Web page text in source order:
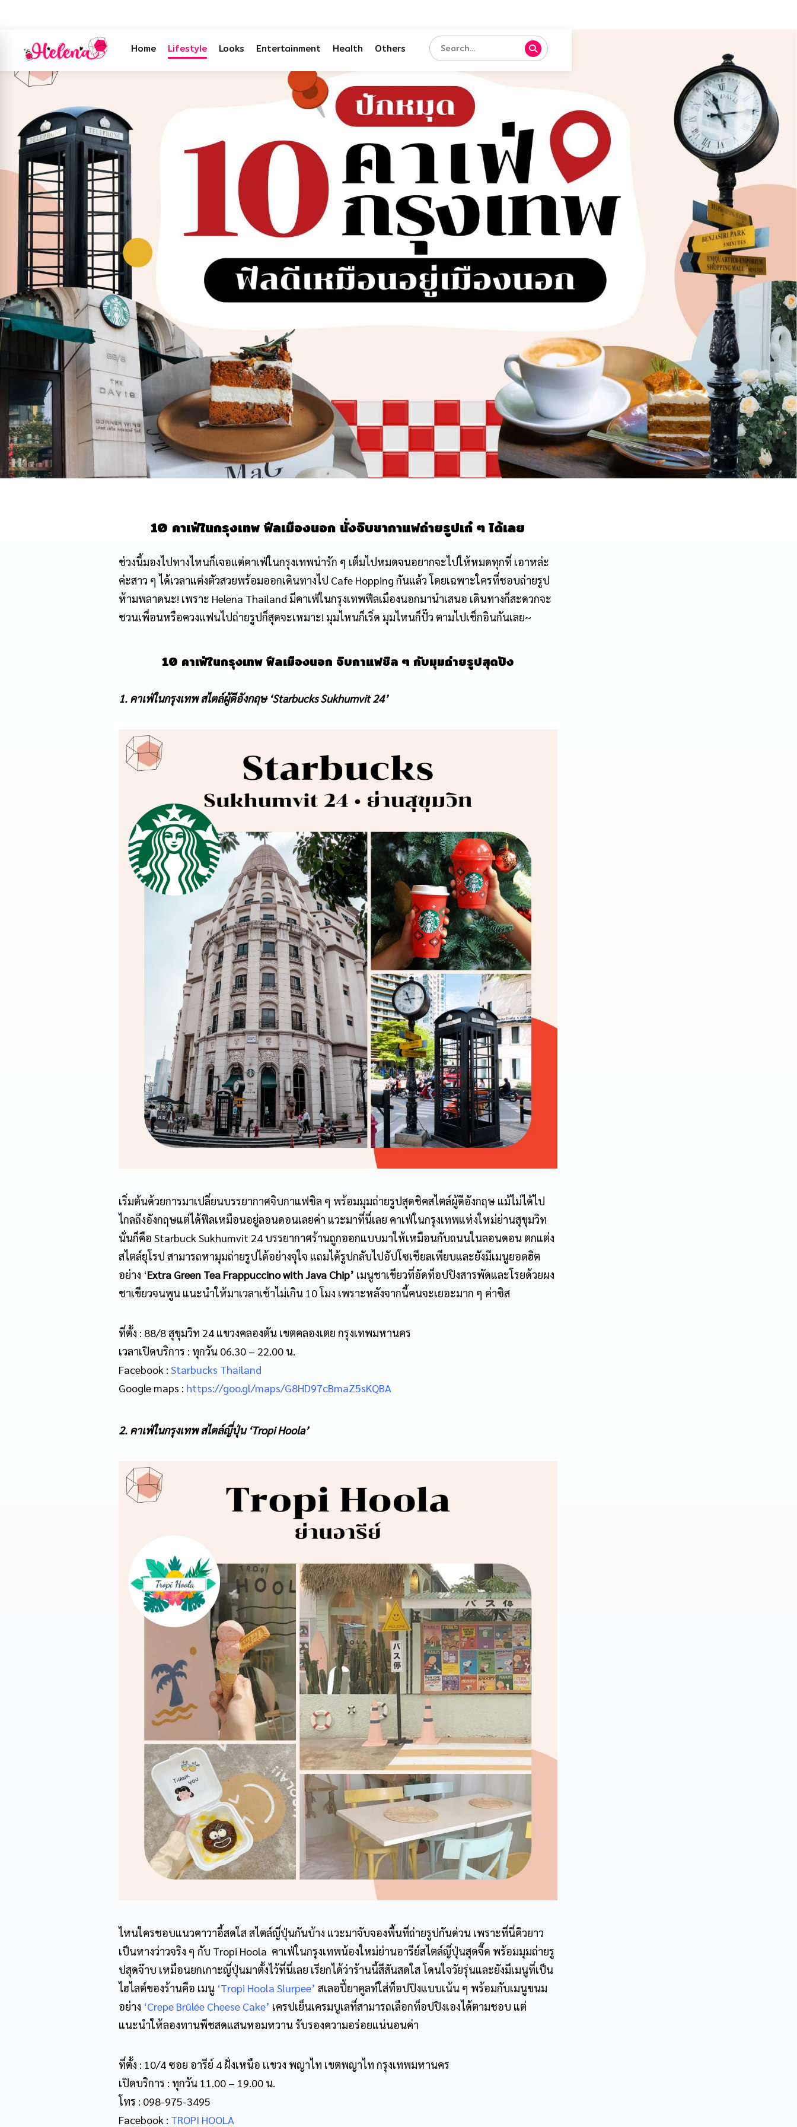
Home Lifestyle Looks Entertainment Health Others
10 คาเฟ่ในกรุงเทพ ฟีลเมืองนอก นั่งจิบชากาแฟถ่ายรูปเก๋ ๆ ได้เลย
ช่วงนี้มองไปทางไหนก็เจอแต่คาเฟ่ในกรุงเทพน่ารัก ๆ เต็มไปหมดจนอยากจะไปให้หมดทุกที่ เอาหล่ะ
ค่ะสาว ๆ ได้เวลาแต่งตัวสวยพร้อมออกเดินทางไป Cafe Hopping กันแล้ว โดยเฉพาะใครที่ชอบถ่ายรูป
ห้ามพลาดนะ! เพราะ Helena Thailand มีคาเฟ่ในกรุงเทพฟีลเมืองนอกมานำเสนอ เดินทางก็สะดวกจะ
ชวนเพื่อนหรือควงแฟนไปถ่ายรูปก็สุดจะเหมาะ! มุมไหนก็เริ่ด มุมไหนก็ปั๊ว ตามไปเช็กอินกันเลย~
10 คาเฟ่ในกรุงเทพ ฟีลเมืองนอก จิบกาแฟชิล ๆ กับมุมถ่ายรูปสุดปัง
1. คาเฟ่ในกรุงเทพ สไตล์ผู้ดีอังกฤษ ‘Starbucks Sukhumvit 24’
เริ่มต้นด้วยการมาเปลี่ยนบรรยากาศจิบกาแฟชิล ๆ พร้อมมุมถ่ายรูปสุดชิคสไตล์ผู้ดีอังกฤษ แม้ไม่ได้ไป
ไกลถึงอังกฤษแต่ได้ฟีลเหมือนอยู่ลอนดอนเลยค่า แวะมาที่นี่เลย คาเฟ่ในกรุงเทพแห่งใหม่ย่านสุขุมวิท
นั่นก็คือ Starbuck Sukhumvit 24 บรรยากาศร้านถูกออกแบบมาให้เหมือนกับถนนในลอนดอน ตกแต่ง
สไตล์ยุโรป สามารถหามุมถ่ายรูปได้อย่างจุใจ แถมได้รูปกลับไปอัปโซเชียลเพียบและยังมีเมนูยอดฮิต
อย่าง ‘Extra Green Tea Frappuccino with Java Chip’ เมนูชาเขียวที่อัดท็อปปิงสารพัดและโรยด้วยผง
ชาเขียวจนพูน แนะนำให้มาเวลาเช้าไม่เกิน 10 โมง เพราะหลังจากนี้คนจะเยอะมาก ๆ ค่าซิส
ที่ตั้ง : 88/8 สุขุมวิท 24 แขวงคลองตัน เขตคลองเตย กรุงเทพมหานคร
เวลาเปิดบริการ : ทุกวัน 06.30 – 22.00 น.
Facebook : Starbucks Thailand
Google maps : https://goo.gl/maps/G8HD97cBmaZ5sKQBA
2. คาเฟ่ในกรุงเทพ สไตล์ญี่ปุ่น ‘Tropi Hoola’
ไหนใครชอบแนวคาวาอี้สดใส สไตล์ญี่ปุ่นกันบ้าง แวะมาจับจองพื้นที่ถ่ายรูปกันด่วน เพราะที่นี่คิวยาว
เป็นหางว่าวจริง ๆ กับ Tropi Hoola คาเฟ่ในกรุงเทพน้องใหม่ย่านอารีย์สไตล์ญี่ปุ่นสุดจี๊ด พร้อมมุมถ่ายรู
ปสุดจ๊าบ เหมือนยกเกาะญี่ปุ่นมาตั้งไว้ที่นี่เลย เรียกได้ว่าร้านนี้สีสันสดใส โดนใจวัยรุ่นและยังมีเมนูที่เป็น
ไฮไลต์ของร้านคือ เมนู ‘Tropi Hoola Slurpee’ สเลอปี้ยาคูลท์ใส่ท็อปปิงแบบเน้น ๆ พร้อมกับเมนูขนม
อย่าง ‘Crepe Brûlée Cheese Cake’ เครปเย็นเครมบูเลที่สามารถเลือกท็อปปิงเองได้ตามชอบ แต่
แนะนำให้ลองทานพีชสดแสนหอมหวาน รับรองความอร่อยแน่นอนค่า
ที่ตั้ง : 10/4 ซอย อารีย์ 4 ฝั่งเหนือ เเขวง พญาไท เขตพญาไท กรุงเทพมหานคร
เปิดบริการ : ทุกวัน 11.00 – 19.00 น.
โทร : 098-975-3495
Facebook : TROPI HOOLA